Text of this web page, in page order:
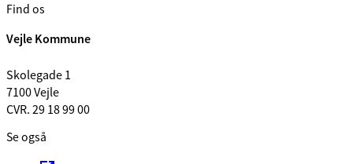
Find os
Vejle Kommune
Skolegade 1
7100 Vejle
CVR. 29 18 99 00
Se også